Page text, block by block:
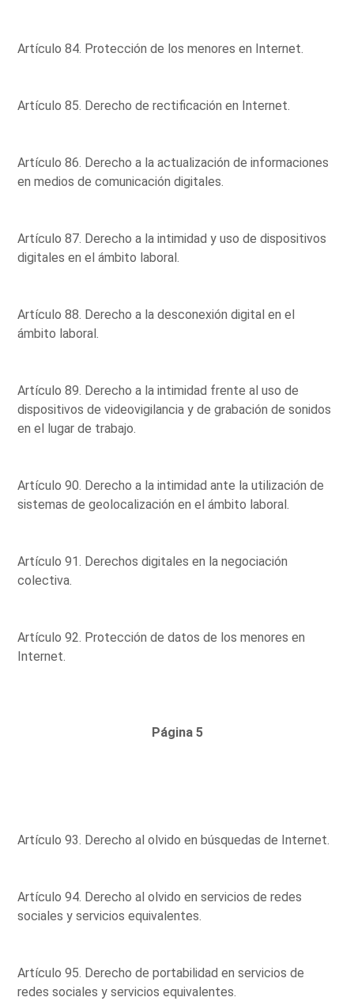
Artículo 84. Protección de los menores en Internet.
Artículo 85. Derecho de rectificación en Internet.
Artículo 86. Derecho a la actualización de informaciones
en medios de comunicación digitales.
Artículo 87. Derecho a la intimidad y uso de dispositivos
digitales en el ámbito laboral.
Artículo 88. Derecho a la desconexión digital en el
ámbito laboral.
Artículo 89. Derecho a la intimidad frente al uso de
dispositivos de videovigilancia y de grabación de sonidos
en el lugar de trabajo.
Artículo 90. Derecho a la intimidad ante la utilización de
sistemas de geolocalización en el ámbito laboral.
Artículo 91. Derechos digitales en la negociación
colectiva.
Artículo 92. Protección de datos de los menores en
Internet.
Página 5
Artículo 93. Derecho al olvido en búsquedas de Internet.
Artículo 94. Derecho al olvido en servicios de redes
sociales y servicios equivalentes.
Artículo 95. Derecho de portabilidad en servicios de
redes sociales y servicios equivalentes.